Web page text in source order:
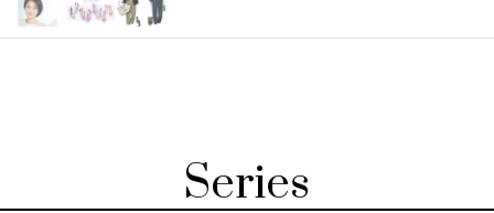
Series